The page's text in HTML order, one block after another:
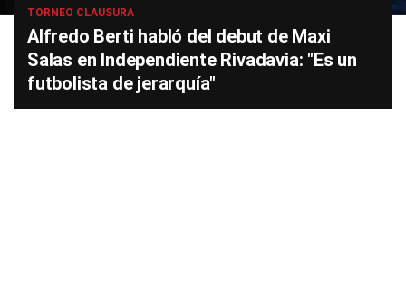
TORNEO CLAUSURA
Alfredo Berti habló del debut de Maxi
Salas en Independiente Rivadavia: "Es un
futbolista de jerarquía"